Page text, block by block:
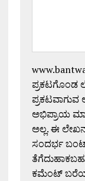
ಪ್ರಕಟಗೊಂಡ
ಅಭಿಪ್ರಾಯ
ಅಲ್ಲ. ಈ
ಸಂದರ್ಭ
ಕಮೆಂಟ್